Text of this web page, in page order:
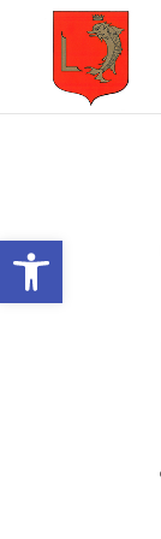
Ouvrir la barre d’outils